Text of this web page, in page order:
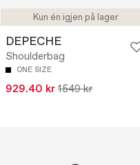
Kun én igjen på lager
DEPECHE
Shoulderbag
ONE SIZE
929.40 kr 1549 kr